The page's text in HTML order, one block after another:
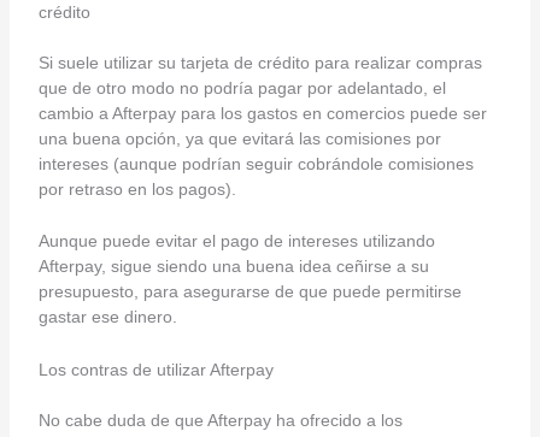
crédito
Si suele utilizar su tarjeta de crédito para realizar compras
que de otro modo no podría pagar por adelantado, el
cambio a Afterpay para los gastos en comercios puede ser
una buena opción, ya que evitará las comisiones por
intereses (aunque podrían seguir cobrándole comisiones
por retraso en los pagos).
Aunque puede evitar el pago de intereses utilizando
Afterpay, sigue siendo una buena idea ceñirse a su
presupuesto, para asegurarse de que puede permitirse
gastar ese dinero.
Los contras de utilizar Afterpay
No cabe duda de que Afterpay ha ofrecido a los